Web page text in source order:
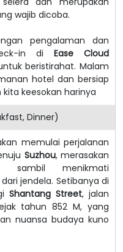
wajib dicoba.
pengalaman dan
in di Ease Cloud
beristirahat. Malam
hotel dan bersiap
keesokan harinya
Dinner)
memulai perjalanan
Suzhou, merasakan
sambil menikmati
jendela. Setibanya di
Shantang Street, jalan
tahun 852 M, yang
nuansa budaya kuno